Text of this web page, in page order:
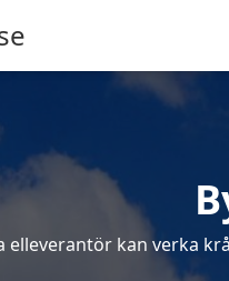
elleverantör kan verka